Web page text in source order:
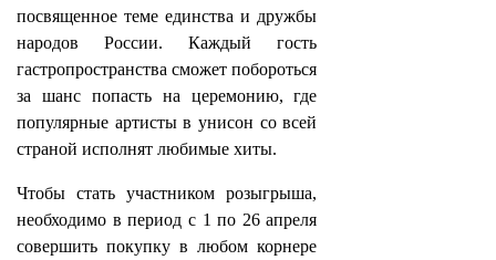
посвященное теме единства и дружбы
народов России. Каждый гость
гастропространства сможет побороться
за шанс попасть на церемонию, где
популярные артисты в унисон со всей
страной исполнят любимые хиты.
Чтобы стать участником розыгрыша,
необходимо в период с 1 по 26 апреля
совершить покупку в любом корнере